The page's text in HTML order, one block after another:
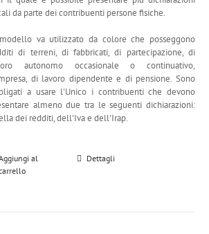
da parte dei contribuenti persone fisiche.
va utilizzato da colore che posseggono
di terreni, di fabbricati, di partecipazione, di
autonomo occasionale o continuativo,
di lavoro dipendente e di pensione. Sono
a usare l'Unico i contribuenti che devono
almeno due tra le seguenti dichiarazioni:
dei redditi, dell'Iva e dell'Irap.
al
Dettagli